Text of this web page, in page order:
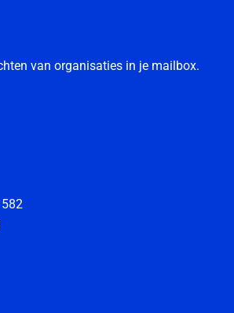
van organisaties in je mailbox.